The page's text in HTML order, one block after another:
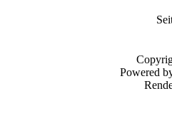
Powered